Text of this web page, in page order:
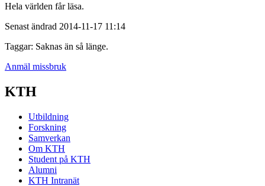
Hela världen får läsa.
Senast ändrad 2014-11-17 11:14
Taggar: Saknas än så länge.
Anmäl missbruk
KTH
Utbildning
Forskning
Samverkan
Om KTH
Student på KTH
Alumni
KTH Intranät